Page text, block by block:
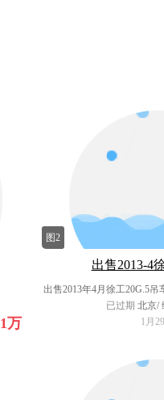
1万
图2
出售2013-4
出售2013年4月徐工20G.5
已过期 北京/
1月